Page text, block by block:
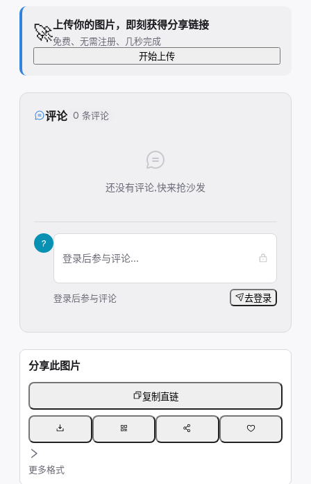
🚀上传你的图片，即刻获得分享链接
免费、无需注册、几秒完成
开始上传
评论 0 条评论
还没有评论,快来抢沙发
?
登录后参与评论...
登录后参与评论 去登录
分享此图片
复制直链
更多格式